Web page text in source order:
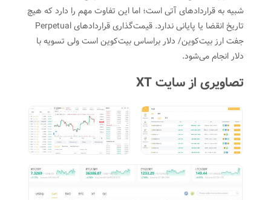
شبیه به قراردادهای آتی است؛ اما‌ این تفاوت مهم را دارد که هیچ
تاریخ انقضا یا پایانی ندارد. قیمت‌گذاری قراردادهای Perpetual
جفت ارز بیت‌کوین/ دلار براساس بیت‌کوین است ولی تسویه با
دلار انجام می‌شود.
تصاویری از سایت XT